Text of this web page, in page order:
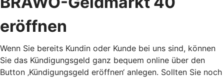
eröffnen
Wenn Sie bereits Kundin oder Kunde bei uns sind, können
Sie das Kündigungsgeld ganz bequem online über den
Button ‚Kündigungsgeld eröffnen‘ anlegen. Sollten Sie noch